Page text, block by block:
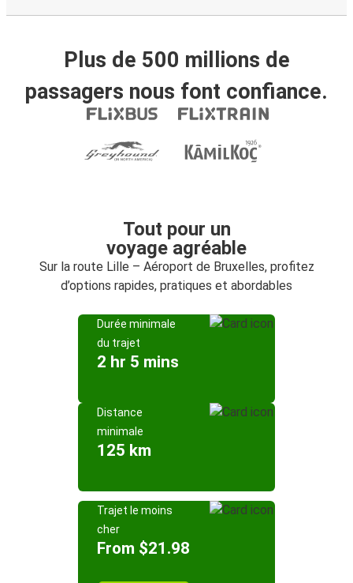
Plus de 500 millions de
passagers nous font confiance.
Tout pour un
voyage agréable
Sur la route Lille – Aéroport de Bruxelles, profitez
d’options rapides, pratiques et abordables
Durée minimale
du trajet
2 hr 5 mins
Distance
minimale
125 km
Trajet le moins
cher
From $21.98